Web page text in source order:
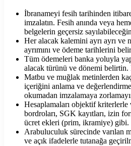
İbranameyi fesih tarihinden
imzalatın. Fesih anında veya
belgelerin geçersiz
Her alacak kalemini ayrı ayrı ve
ayrımını ve ödeme tarihlerini
Tüm ödemeleri banka yoluyla
alacak türünü ve dönemi belirtin.
Matbu ve muğlak metinlerden
içeriğini anlama ve
okumadan imzalamaya
Hesaplamaları objektif kriterlerle
bordroları, SGK kayıtları, izin
ücret ekleri (prim, ikramiye) gibi.
Arabuluculuk sürecinde varılan
ve açık ifadelerle tutanağa